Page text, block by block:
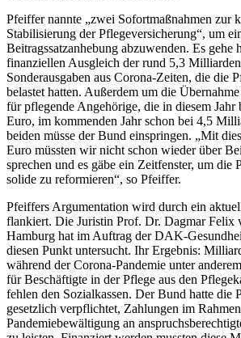
Pfeiffer nannte „zwei Sofortmaßnahmen zur
Stabilisierung der Pflegeversicherung“, um
Beitragssatzanhebung abzuwenden. Es gehe
finanziellen Ausgleich der rund 5,3
Sonderausgaben aus Corona-Zeiten, die die
belastet hatten. Außerdem um die
für pflegende Angehörige, die in diesem
Euro, im kommenden Jahr schon bei 4,5
beiden müsse der Bund einspringen. „Mit
Euro müssten wir nicht schon wieder über
sprechen und es gäbe ein Zeitfenster, um die
solide zu reformieren“, so Pfeiffer.
Pfeiffers Argumentation wird durch ein
flankiert. Die Juristin Prof. Dr. Dagmar Felix
Hamburg hat im Auftrag der DAK-
diesen Punkt untersucht. Ihr Ergebnis:
während der Corona-Pandemie unter
für Beschäftigte in der Pflege aus den
fehlen den Sozialkassen. Der Bund hatte die
gesetzlich verpflichtet, Zahlungen im
Pandemiebewältigung an